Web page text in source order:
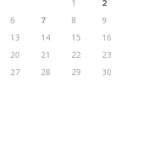
1
2
6 7 8
9
13 14 15
16
20 21 22
23
27 28 29
30